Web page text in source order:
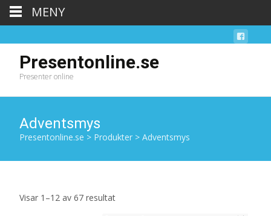
Presentonline.se
Presenter online
Adventsmys
Presentonline.se > Produkter > Adventsmys
Visar 1–12 av 67 resultatSortera
MENY